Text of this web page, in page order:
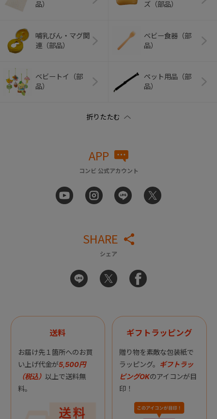
品）
ズ（部品）
哺乳びん・マグ関
連（部品）
ベビー食器（部
品）
ベビートイ（部
品）
ペット用品（部
品）
APP
コンビ 公式アカウント
SHARE
シェア
送料
お届け先１箇所へのお買
い上げ代金が5,500円
（税込） 以上で送料無
料。
ギフトラッピング
贈り物を素敵な包装紙で
ラッピング。 ギフトラッ
ピングOKのアイコンが目
印！